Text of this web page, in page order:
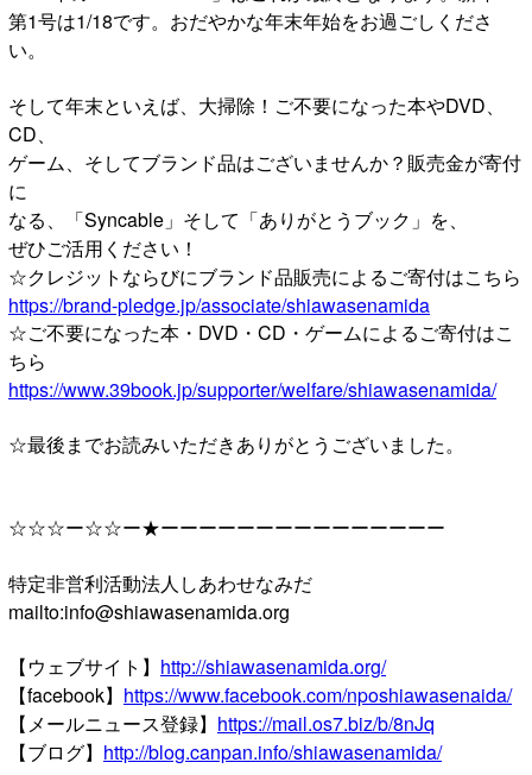
第1号は1/18です。おだやかな年末年始をお過ごしくださ
い。
そして年末といえば、大掃除！ご不要になった本やDVD、
CD、
ゲーム、そしてブランド品はございませんか？販売金が寄付
に
なる、「Syncable」そして「ありがとうブック」を、
ぜひご活用ください！
☆クレジットならびにブランド品販売によるご寄付はこちら
https://brand-pledge.jp/associate/shiawasenamida
☆ご不要になった本・DVD・CD・ゲームによるご寄付はこ
ちら
https://www.39book.jp/supporter/welfare/shiawasenamida/
☆最後までお読みいただきありがとうございました。
☆☆☆ー☆☆ー★ーーーーーーーーーーーーーーー
特定非営利活動法人しあわせなみだ
mailto:info@shiawasenamida.org
【ウェブサイト】 http://shiawasenamida.org/
【facebook】 https://www.facebook.com/nposhiawasenaida/
【メールニュース登録】 https://mail.os7.biz/b/8nJq
【ブログ】 http://blog.canpan.info/shiawasenamida/